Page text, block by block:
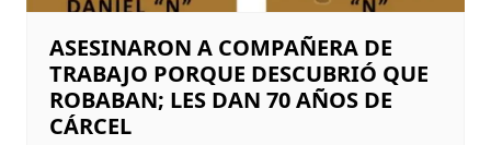
ASESINARON A COMPAÑERA DE
TRABAJO PORQUE DESCUBRIÓ QUE
ROBABAN; LES DAN 70 AÑOS DE
CÁRCEL